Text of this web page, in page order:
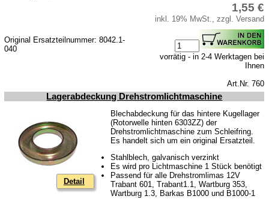
Original Ersatzteilnummer: 8042.1-
040
1,55 €
inkl. 19% MwSt., zzgl. Versand
vorrätig - in 2-4 Werktagen bei
Ihnen
Art.Nr. 760
Lagerabdeckung Drehstromlichtmaschine
Detail
Blechabdeckung für das hintere Kugellager
(Rotorwelle hinten 6303ZZ) der
Drehstromlichtmaschine zum Schleifring.
Es handelt sich um ein original Ersatzteil.
Stahlblech, galvanisch verzinkt
Es wird pro Lichtmaschine 1 Stück benötigt
Passend für alle Drehstromlimas 12V
Trabant 601, Trabant1.1, Wartburg 353,
Wartburg 1.3, Barkas B1000 und B1000-1